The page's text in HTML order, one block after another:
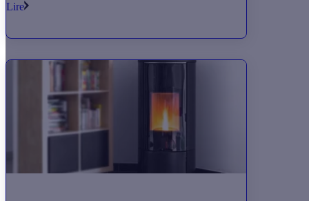
facture en rénovation globale.
Lire